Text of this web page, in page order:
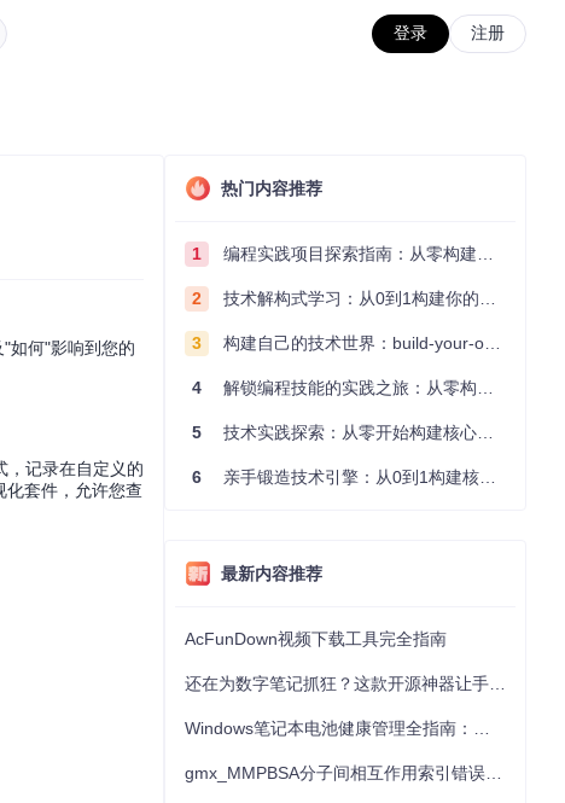
登录 注册
如何"影响到您的
，记录在自定义的
套件，允许您查
热门内容推荐
1 编程实践项目探索指南：从零构建技术能力体系
2 技术解构式学习：从0到1构建你的编程知识体系
3 构建自己的技术世界：build-your-own-x项目的实践探索指南
4 解锁编程技能的实践之旅：从零构建你的技术世界
5 技术实践探索：从零开始构建核心系统的实践指南
6 亲手锻造技术引擎：从0到1构建核心系统的实践指南
最新内容推荐
AcFunDown视频下载工具完全指南